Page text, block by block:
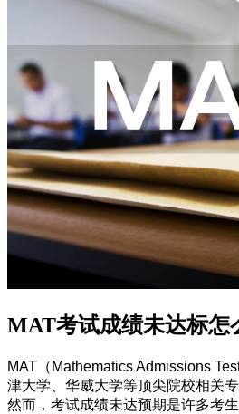
MAT考试成绩未达标怎
MAT（Mathematics Admissions
津大学、华威大学等顶尖院校相关
然而，考试成绩未达预期是许多考